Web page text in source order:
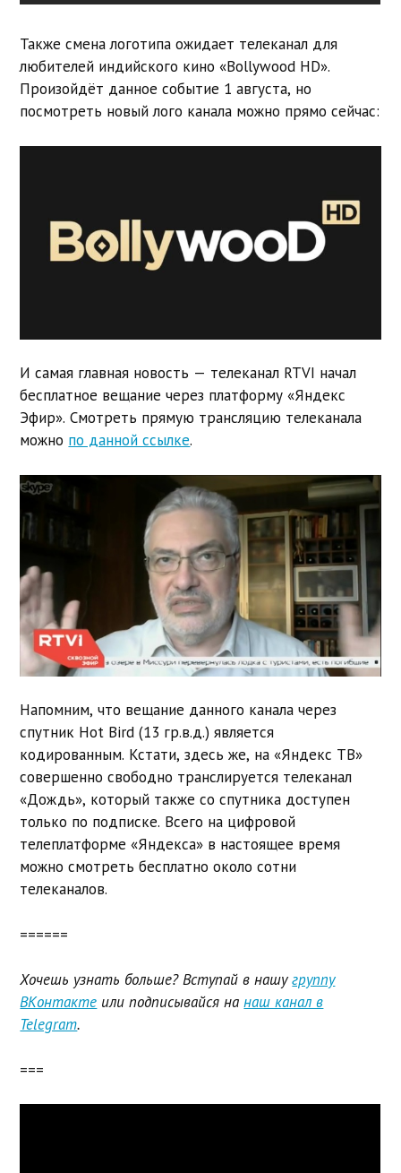
Также смена логотипа ожидает телеканал для
любителей индийского кино «Bollywood HD».
Произойдёт данное событие 1 августа, но
посмотреть новый лого канала можно прямо сейчас:
И самая главная новость — телеканал RTVI начал
бесплатное вещание через платформу «Яндекс
Эфир». Смотреть прямую трансляцию телеканала
можно по данной ссылке.
Напомним, что вещание данного канала через
спутник Hot Bird (13 гр.в.д.) является
кодированным. Кстати, здесь же, на «Яндекс ТВ»
совершенно свободно транслируется телеканал
«Дождь», который также со спутника доступен
только по подписке. Всего на цифровой
телеплатформе «Яндекса» в настоящее время
можно смотреть бесплатно около сотни
телеканалов.
======
Хочешь узнать больше? Вступай в нашугруппу
ВКонтакте или подписывайся нанаш канал в
Telegram.
===